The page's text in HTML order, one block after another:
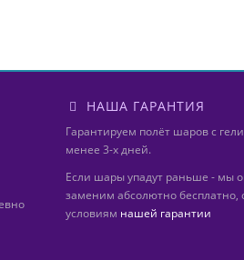
НАША ГАРАНТИЯ
Гарантируем полёт шаров с
менее 3-х дней.
Если шары упадут раньше - мы
заменим абсолютно бесплатно,
условиям нашей гарантии